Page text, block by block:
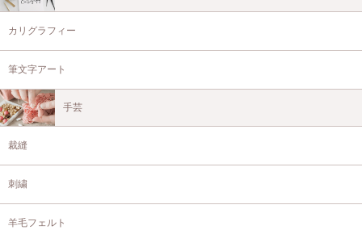
カリグラフィー
筆文字アート
手芸
裁縫
刺繍
羊毛フェルト